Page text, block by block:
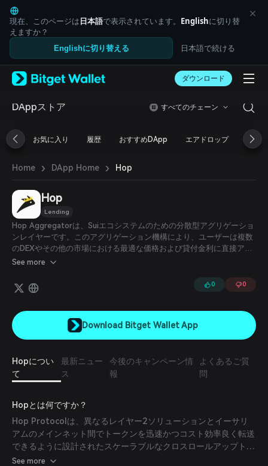
English
日本語
Tiếng Việt
Русский
Español (Latinoamérica)
Italiano
Deutsch
繁體中文
Português (Portugal)
ภาษาไทย
العربية
हिन्दी
Español
Português (Brasil)
Español (Argentina)
現在、このページは日本語で表示されています。 Englishに切り替
えますか？
Englishに切り替える 日本語で続ける
ダウンロード
DAppストア すべてのチェーン
お気に入り 履歴 おすすめDApp エアドロップ DeFi
Home › DApp Home › Hop
Hop
Lending
Hop Aggregatorは、Suiエコシステムのための分散型アグリゲーショ
ンレイヤーです。このアグリゲーション機構により、ユーザーは複数
のDEXやその他の市場における最適な価格および貸付金利に直接アク
セスすることができます。
See more
0 0
Download Bitget Wallet App
Hopについ
て
最新ニュー
ス
今後のキャンペーン情
報
よくあるご質
問
Hopとは何ですか？
Hop Protocolは、異なるレイヤー2ソリューションとイーサリ
アムのメインネット間でトークンを迅速かつコスト効率良く転送
できるように設計されたスケーラブルなクロスロールアップトー
クンブリッジです。その主な使命は、様々なロールアップやサイ
See more